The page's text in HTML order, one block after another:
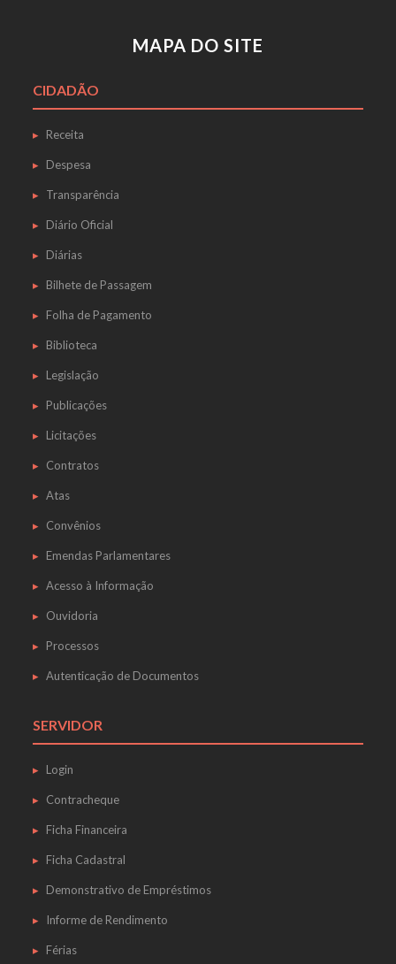
MAPA DO SITE
CIDADÃO
Receita
Despesa
Transparência
Diário Oficial
Diárias
Bilhete de Passagem
Folha de Pagamento
Biblioteca
Legislação
Publicações
Licitações
Contratos
Atas
Convênios
Emendas Parlamentares
Acesso à Informação
Ouvidoria
Processos
Autenticação de Documentos
SERVIDOR
Login
Contracheque
Ficha Financeira
Ficha Cadastral
Demonstrativo de Empréstimos
Informe de Rendimento
Férias